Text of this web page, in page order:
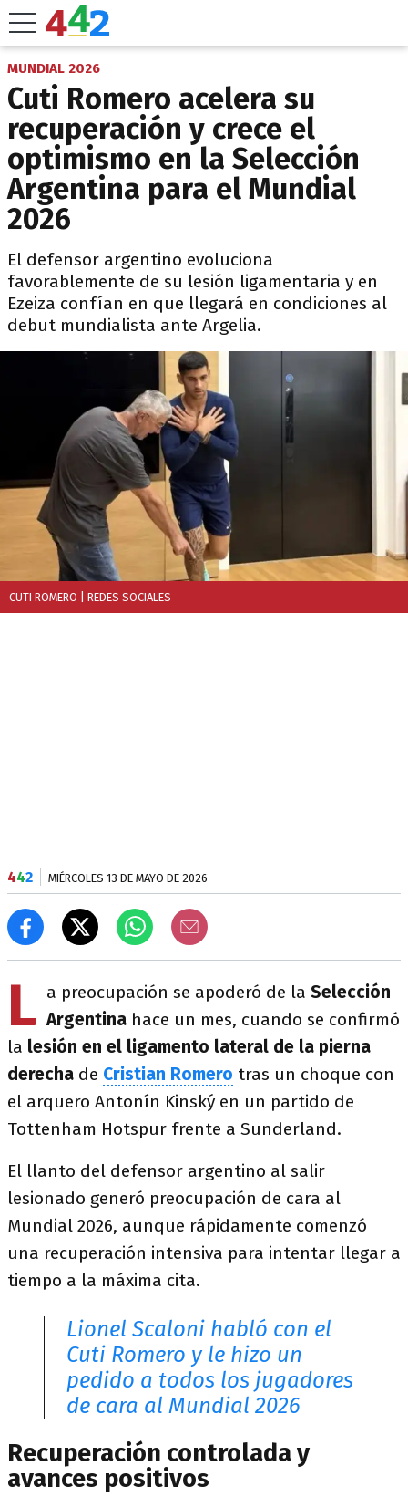
MUNDIAL 2026
Cuti Romero acelera su
recuperación y crece el
optimismo en la Selección
Argentina para el Mundial
2026
El defensor argentino evoluciona
favorablemente de su lesión ligamentaria y en
Ezeiza confían en que llegará en condiciones al
debut mundialista ante Argelia.
CUTI ROMERO | REDES SOCIALES
442 MIÉRCOLES 13 DE MAYO DE 2026
L a preocupación se apoderó de la Selección
Argentina hace un mes, cuando se confirmó
la lesión en el ligamento lateral de la pierna
derecha de Cristian Romero tras un choque con
el arquero Antonín Kinský en un partido de
Tottenham Hotspur frente a Sunderland.
El llanto del defensor argentino al salir
lesionado generó preocupación de cara al
Mundial 2026, aunque rápidamente comenzó
una recuperación intensiva para intentar llegar a
tiempo a la máxima cita.
Lionel Scaloni habló con el
Cuti Romero y le hizo un
pedido a todos los jugadores
de cara al Mundial 2026
Recuperación controlada y
avances positivos